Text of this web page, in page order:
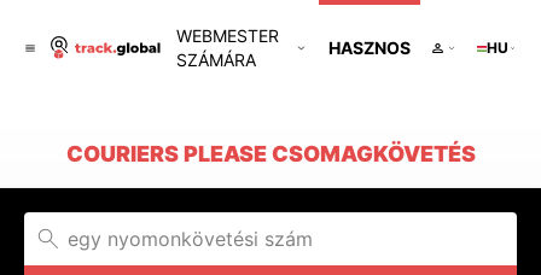
WEBMESTER
SZÁMÁRA
HASZNOS HU
COURIERS PLEASE CSOMAGKÖVETÉS